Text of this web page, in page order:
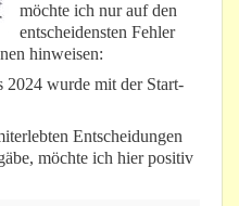
möchte ich nur auf den
entscheidensten Fehler
hinweisen:
2024 wurde mit der Start-
Entscheidungen
möchte ich hier positiv